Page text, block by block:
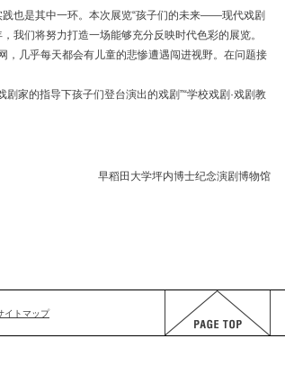
也是其中一环。本次展览“孩子们的未来——现代戏剧
我们将努力打造一场能够充分反映时代色彩的展览。
几乎每天都会有儿童的悲惨遭遇闯进视野。在问题接
家的指导下孩子们登台演出的戏剧”“学校戏剧·戏剧教
早稻田大学坪内博士纪念演剧博物馆
イトマップ